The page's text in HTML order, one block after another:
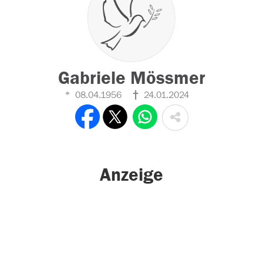
Gabriele Mössmer
08.04.1956 24.01.2024
Anzeige